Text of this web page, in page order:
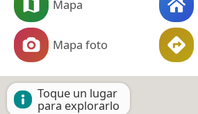
Mapa
Mapa foto
Toque un lugar
para explorarlo